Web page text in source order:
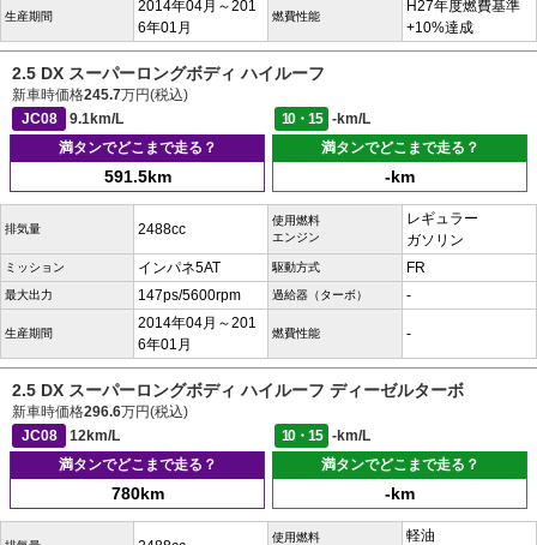
生産期間
2014年04月～201
6年01月
燃費性能
H27年度燃費基準
+10%達成
2.5 DX スーパーロングボディ ハイルーフ
新車時価格245.7万円(税込)
JC08
9.1km/L 10・15
-km/L
満タンでどこまで走る？
591.5km
満タンでどこまで走る？
-km
排気量 2488cc
使用燃料
エンジン
レギュラー
ガソリン
ミッション インパネ5AT 駆動方式 FR
最大出力 147ps/5600rpm 過給器（ターボ） -
生産期間
2014年04月～201
6年01月
燃費性能 -
2.5 DX スーパーロングボディ ハイルーフ ディーゼルターボ
新車時価格296.6万円(税込)
JC08
12km/L 10・15
-km/L
満タンでどこまで走る？
780km
満タンでどこまで走る？
-km
使用燃料
軽油